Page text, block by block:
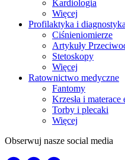
Kardiologia
Więcej
Profilaktyka i diagnostyka
Ciśnieniomierze
Artykuły
Stetoskopy
Więcej
Ratownictwo medyczne
Fantomy
Krzesła i
Torby i plecaki
Więcej
Obserwuj nasze social media